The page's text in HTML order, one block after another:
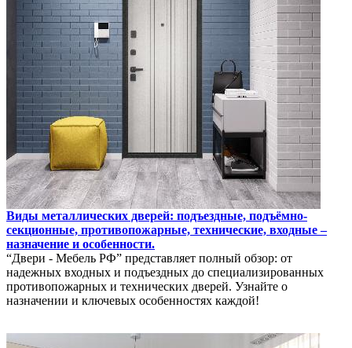
Виды металлических дверей: подъездные, подъёмно-
секционные, противопожарные, технические, входные –
назначение и особенности.
“Двери - Мебель РФ” представляет полный обзор: от
надежных входных и подъездных до специализированных
противопожарных и технических дверей. Узнайте о
назначении и ключевых особенностях каждой!